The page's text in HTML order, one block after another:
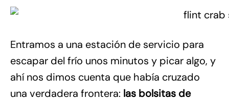
Entramos a una estación de servicio para
escapar del frío unos minutos y picar algo, y
ahí nos dimos cuenta que había cruzado
una verdadera frontera: las bolsitas de